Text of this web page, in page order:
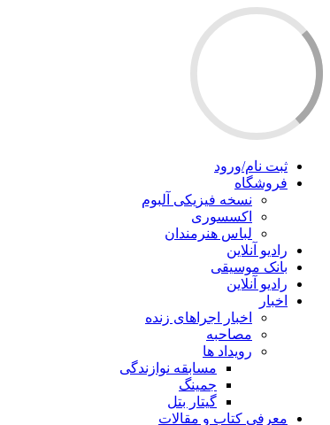
ثبت نام/ورود
فروشگاه
نسخه فیزیکی آلبوم
اکسسوری
لباس هنرمندان
رادیو آنلاین
بانک موسیقی
رادیو آنلاین
اخبار
اخبار اجراهای زنده
مصاحبه
رویداد ها
مسابقه نوازندگی
جمینگ
گیتار بتل
معرفی کتاب و مقالات